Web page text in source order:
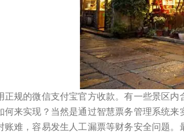
正规的微信支付宝官方收款。有一些景区
何来实现？当然是通过智慧票务管理系统
账难，容易发生人工漏票等财务安全问题